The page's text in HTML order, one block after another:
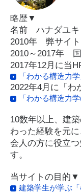
略歴▼
名前 ハナダユキ
2010年 弊サイト
2010～2017年
2017年12月に当
「わかる構造力学
2022年4月に「わ
「わかる構造力学
10数年以上、建
わった経験を元
会人の方に役立
す。
当サイトの目的▼
建築学生が学ぶ